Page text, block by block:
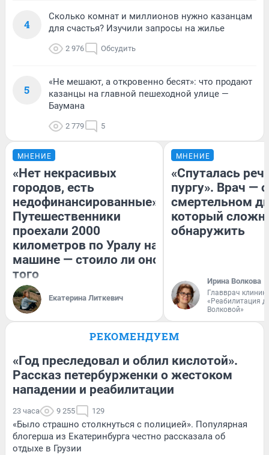
4
Сколько комнат и миллионов нужно казанцам
для счастья? Изучили запросы на жилье
2 976 Обсудить
5
«Не мешают, а откровенно бесят»: что продают
казанцы на главной пешеходной улице —
Баумана
2 779 5
МНЕНИЕ
«Нет некрасивых
городов, есть
недофинансированные».
Путешественники
проехали 2000
километров по Уралу на
машине — стоило ли оно
того
Екатерина Литкевич
МНЕНИЕ
«Спуталась
пургу». Врач — о
смертельном
который
обнаружить
Ирина Волкова
Главврач
«Реабилитация
Волковой»
РЕКОМЕНДУЕМ
«Год преследовал и облил кислотой».
Рассказ петербурженки о жестоком
нападении и реабилитации
23 часа 9 255 129
«Было страшно столкнуться с полицией». Популярная
блогерша из Екатеринбурга честно рассказала об
отдыхе в Грузии